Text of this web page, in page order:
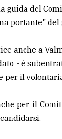
guida del
portante" del
anche a
- è
per il
per il